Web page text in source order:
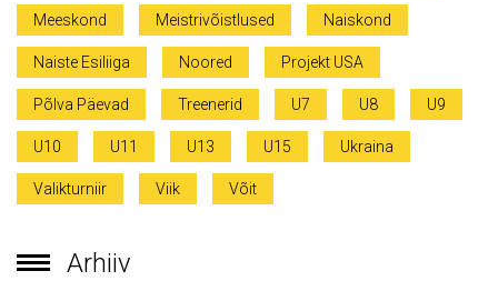
Meeskond Meistrivõistlused Naiskond
Naiste Esiliiga Noored Projekt USA
Põlva Päevad Treenerid U7 U8 U9
U10 U11 U13 U15 Ukraina
Valikturniir Viik Võit
Arhiiv